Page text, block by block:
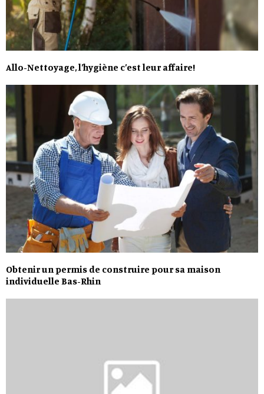
Allo-Nettoyage, l’hygiène c’est leur affaire!
Obtenir un permis de construire pour sa maison
individuelle Bas-Rhin